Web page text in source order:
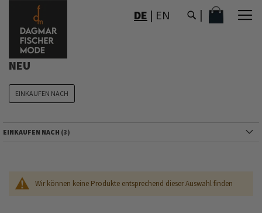
ZUM
DE | EN MEIN
NEU
Wir können keine Produkte entsprechend dieser Auswahl finden
EINKAUFEN NACH
EINKAUFEN NACH